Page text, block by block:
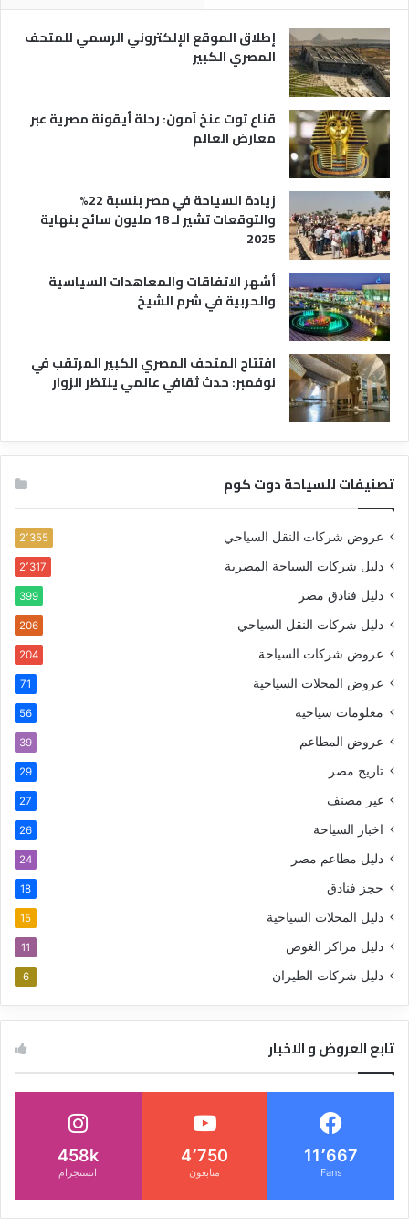
ر
ة
و
إطلاق الموقع الإلكتروني الرسمي للمتحف
المصري الكبير
قناع توت عنخ آمون: رحلة أيقونة مصرية عبر
معارض العالم
زيادة السياحة في مصر بنسبة 22%
والتوقعات تشير لـ 18 مليون سائح بنهاية
2025
أشهر الاتفاقات والمعاهدات السياسية
والحربية في شرم الشيخ
افتتاح المتحف المصري الكبير المرتقب في
نوفمبر: حدث ثقافي عالمي ينتظر الزوار
تصنيفات للسياحة دوت كوم
عروض شركات النقل السياحي 2٬355
دليل شركات السياحة المصرية 2٬317
دليل فنادق مصر 399
دليل شركات النقل السياحي 206
عروض شركات السياحة 204
عروض المحلات السياحية 71
معلومات سياحية 56
عروض المطاعم 39
تاريخ مصر 29
غير مصنف 27
اخبار السياحة 26
دليل مطاعم مصر 24
حجز فنادق 18
دليل المحلات السياحية 15
دليل مراكز الغوص 11
دليل شركات الطيران 6
تابع العروض و الاخبار
11٬667
Fans
4٬750
متابعون
458k
انستجرام